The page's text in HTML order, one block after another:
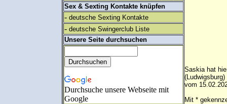
Sex & Sexting Kontakte knüpfen
- deutsche Sexting Kontakte
- deutsche Swingerclub Liste
Unsere Seite durchsuchen
Durchsuche unsere Webseite mit
Google
Saskia hat
vom
Mit *